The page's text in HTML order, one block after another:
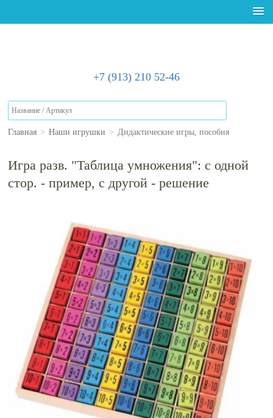
+7 (913) 210 52-46
Главная > Наши игрушки > Дидактические игры, пособия
Игра разв. "Таблица умножения": с одной
стор. - пример, с другой - решение